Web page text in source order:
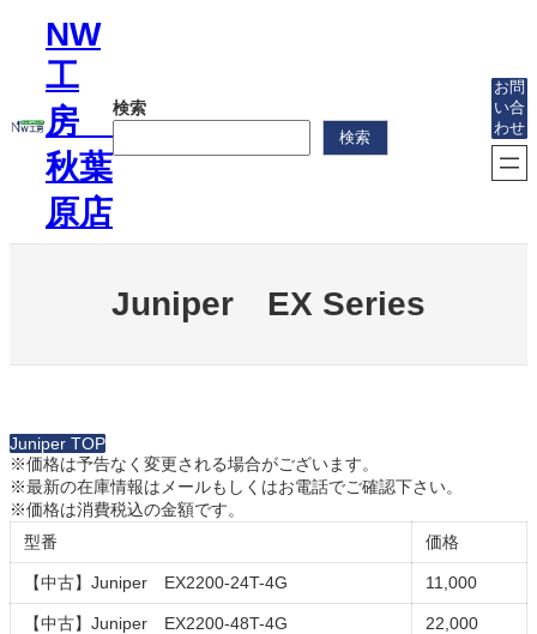
ッ
NW
工
房
秋葉
原店
検索
検索
お問
い合
わせ
Juniper EX Series
Juniper TOP
※価格は予告なく変更される場合がございます。
※最新の在庫情報はメールもしくはお電話でご確認下さい。
※価格は消費税込の金額です。
型番
価格
【中古】Juniper EX2200-24T-4G 11,000
【中古】Juniper EX2200-48T-4G 22,000